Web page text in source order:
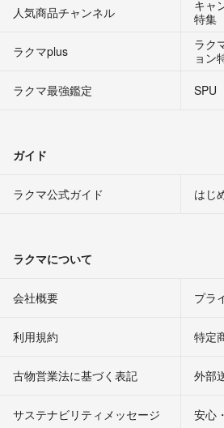
人気商品チャンネル
キャ
特集
ラクマplus
ラク
ョン
ラクマ最強鑑定
SPU
ガイド
ラクマ公式ガイド はじ
ラクマについて
会社概要 プラ
利用規約 特定
古物営業法に基づく表記 外部
サステナビリティメッセージ 安心